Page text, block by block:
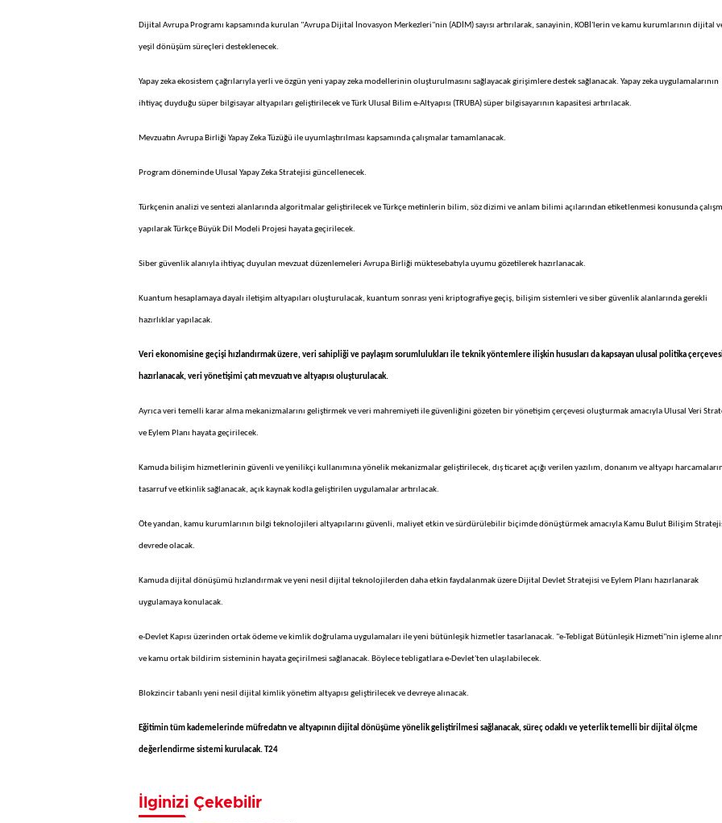
Dijital Avrupa Programı kapsamında kurulan "Avrupa Dijital İnovasyon Merkezleri"nin (ADİM) sayısı artırılarak, sanayinin, KOBİ'lerin ve kamu kurumlarının dijital
yeşil dönüşüm süreçleri desteklenecek.
Yapay zeka ekosistem çağrılarıyla yerli ve özgün yeni yapay zeka modellerinin oluşturulmasını sağlayacak girişimlere destek sağlanacak. Yapay zeka uygulamalarının
ihtiyaç duyduğu süper bilgisayar altyapıları geliştirilecek ve Türk Ulusal Bilim e-Altyapısı (TRUBA) süper bilgisayarının kapasitesi artırılacak.
Mevzuatın Avrupa Birliği Yapay Zeka Tüzüğü ile uyumlaştırılması kapsamında çalışmalar tamamlanacak.
Program döneminde Ulusal Yapay Zeka Stratejisi güncellenecek.
Türkçenin analizi ve sentezi alanlarında algoritmalar geliştirilecek ve Türkçe metinlerin bilim, söz dizimi ve anlam bilimi açılarından etiketlenmesi konusunda
yapılarak Türkçe Büyük Dil Modeli Projesi hayata geçirilecek.
Siber güvenlik alanıyla ihtiyaç duyulan mevzuat düzenlemeleri Avrupa Birliği müktesebatıyla uyumu gözetilerek hazırlanacak.
Kuantum hesaplamaya dayalı iletişim altyapıları oluşturulacak, kuantum sonrası yeni kriptografiye geçiş, bilişim sistemleri ve siber güvenlik alanlarında gerekli
hazırlıklar yapılacak.
Veri ekonomisine geçişi hızlandırmak üzere, veri sahipliği ve paylaşım sorumlulukları ile teknik yöntemlere ilişkin hususları da kapsayan ulusal politika çerçevesi
hazırlanacak, veri yönetişimi çatı mevzuatı ve altyapısı oluşturulacak.
Ayrıca veri temelli karar alma mekanizmalarını geliştirmek ve veri mahremiyeti ile güvenliğini gözeten bir yönetişim çerçevesi oluşturmak amacıyla Ulusal Veri
ve Eylem Planı hayata geçirilecek.
Kamuda bilişim hizmetlerinin güvenli ve yenilikçi kullanımına yönelik mekanizmalar geliştirilecek, dış ticaret açığı verilen yazılım, donanım ve altyapı
tasarruf ve etkinlik sağlanacak, açık kaynak kodla geliştirilen uygulamalar artırılacak.
Öte yandan, kamu kurumlarının bilgi teknolojileri altyapılarını güvenli, maliyet etkin ve sürdürülebilir biçimde dönüştürmek amacıyla Kamu Bulut Bilişim
devrede olacak.
Kamuda dijital dönüşümü hızlandırmak ve yeni nesil dijital teknolojilerden daha etkin faydalanmak üzere Dijital Devlet Stratejisi ve Eylem Planı hazırlanarak
uygulamaya konulacak.
e-Devlet Kapısı üzerinden ortak ödeme ve kimlik doğrulama uygulamaları ile yeni bütünleşik hizmetler tasarlanacak. "e-Tebligat Bütünleşik Hizmeti"nin işleme
ve kamu ortak bildirim sisteminin hayata geçirilmesi sağlanacak. Böylece tebligatlara e-Devlet'ten ulaşılabilecek.
Blokzincir tabanlı yeni nesil dijital kimlik yönetim altyapısı geliştirilecek ve devreye alınacak.
Eğitimin tüm kademelerinde müfredatın ve altyapının dijital dönüşüme yönelik geliştirilmesi sağlanacak, süreç odaklı ve yeterlik temelli bir dijital ölçme
değerlendirme sistemi kurulacak. T24
İlginizi Çekebilir